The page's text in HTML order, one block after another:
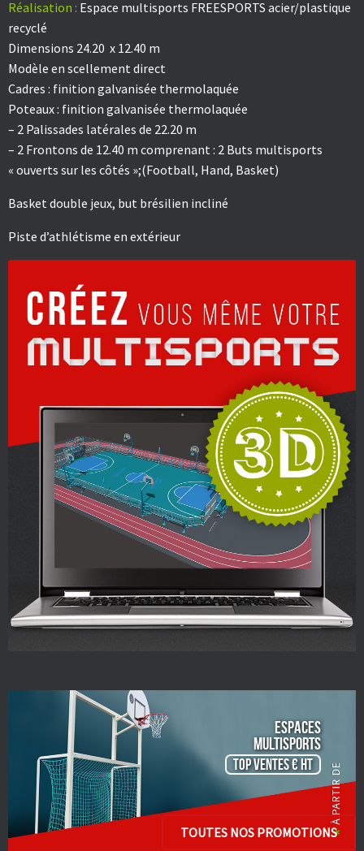
Réalisation : Espace multisports FREESPORTS acier/plastique
recyclé
Dimensions 24.20 x 12.40 m
Modèle en scellement direct
Cadres : finition galvanisée thermolaquée
Poteaux : finition galvanisée thermolaquée
– 2 Palissades latérales de 22.20 m
– 2 Frontons de 12.40 m comprenant : 2 Buts multisports
« ouverts sur les côtés »;(Football, Hand, Basket)
Basket double jeux, but brésilien incliné
Piste d’athlétisme en extérieur
ESPACES
Multisports
TOP VENTES € HT
TOUTES NOS PROMOTIONS